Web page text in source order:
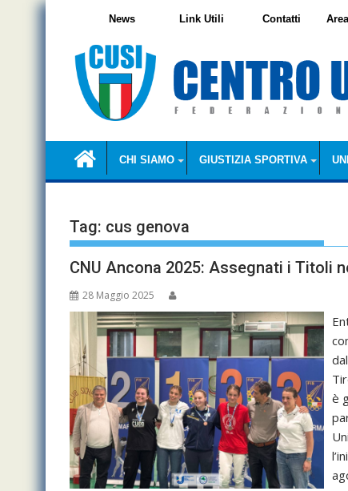
Skip
CHI SIAMO GIUSTIZIA SPORTIVA
News Link Utili Contatti
Tag: cus genova
CNU Ancona 2025: Assegnati i Titoli
28 Maggio 2025
è